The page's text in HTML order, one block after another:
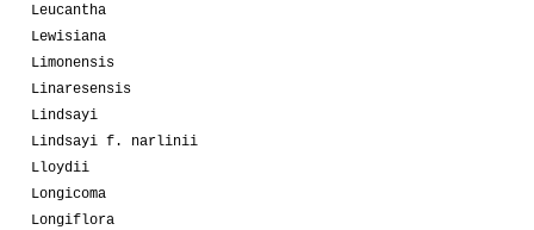
Leucantha
Lewisiana
Limonensis
Linaresensis
Lindsayi
Lindsayi f. narlinii
Lloydii
Longicoma
Longiflora